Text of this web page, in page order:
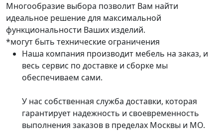
Многообразие выбора позволит Вам найти
идеальное решение для максимальной
функциональности Ваших изделий.
*могут быть технические ограничения
Наша компания производит мебель на заказ, и
весь сервис по доставке и сборке мы
обеспечиваем сами.
У нас собственная служба доставки, которая
гарантирует надежность и своевременность
выполнения заказов в пределах Москвы и МО.